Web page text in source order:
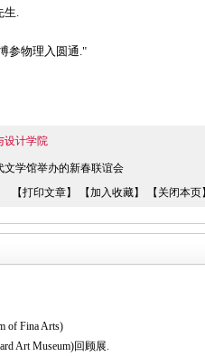
生.
参物理入圆通."
设计学院
学馆举办的新春联谊会
【打印文章】
【加入收藏】 【关闭本页
of Fina Arts)
Art Museum)回顾展.